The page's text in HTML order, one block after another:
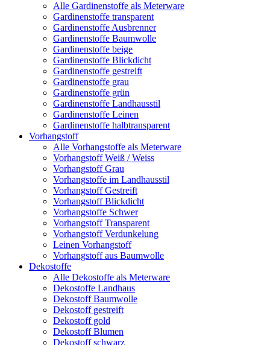
Alle Gardinenstoffe als Meterware
Gardinenstoffe transparent
Gardinenstoffe Ausbrenner
Gardinenstoffe Baumwolle
Gardinenstoffe beige
Gardinenstoffe Blickdicht
Gardinenstoffe gestreift
Gardinenstoffe grau
Gardinenstoffe grün
Gardinenstoffe Landhausstil
Gardinenstoffe Leinen
Gardinenstoffe halbtransparent
Vorhangstoff
Alle Vorhangstoffe als Meterware
Vorhangstoff Weiß / Weiss
Vorhangstoff Grau
Vorhangstoffe im Landhausstil
Vorhangstoff Gestreift
Vorhangstoff Blickdicht
Vorhangstoffe Schwer
Vorhangstoff Transparent
Vorhangstoff Verdunkelung
Leinen Vorhangstoff
Vorhangstoff aus Baumwolle
Dekostoffe
Alle Dekostoffe als Meterware
Dekostoffe Landhaus
Dekostoff Baumwolle
Dekostoff gestreift
Dekostoff gold
Dekostoff Blumen
Dekostoff schwarz